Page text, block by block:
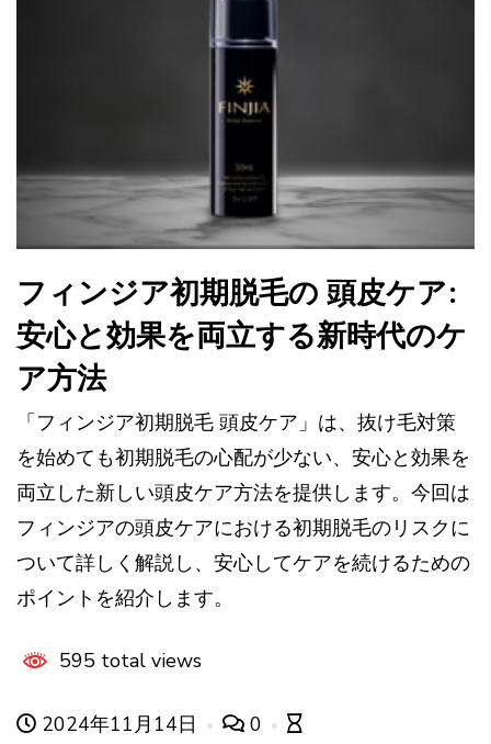
フィンジア初期脱毛の 頭皮ケア:
安心と効果を両立する新時代のケ
ア方法
「フィンジア初期脱毛 頭皮ケア」は、抜け毛対策
を始めても初期脱毛の心配が少ない、安心と効果を
両立した新しい頭皮ケア方法を提供します。今回は
フィンジアの頭皮ケアにおける初期脱毛のリスクに
ついて詳しく解説し、安心してケアを続けるための
ポイントを紹介します。
595 total views
2024年11月14日 0